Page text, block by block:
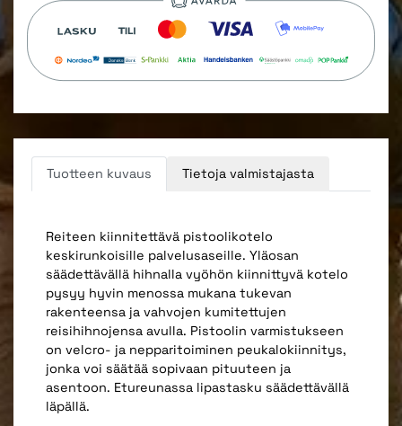
Tuotteen kuvaus Tietoja valmistajasta
Reiteen kiinnitettävä pistoolikotelo
keskirunkoisille palvelusaseille. Yläosan
säädettävällä hihnalla vyöhön kiinnittyvä kotelo
pysyy hyvin menossa mukana tukevan
rakenteensa ja vahvojen kumitettujen
reisihihnojensa avulla. Pistoolin varmistukseen
on velcro- ja nepparitoiminen peukalokiinnitys,
jonka voi säätää sopivaan pituuteen ja
asentoon. Etureunassa lipastasku säädettävällä
läpällä.